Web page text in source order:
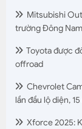
Mitsubishi
trường Đông
Toyota được
offroad
Chevrolet
lần đầu lộ diện,
Xforce 2025: